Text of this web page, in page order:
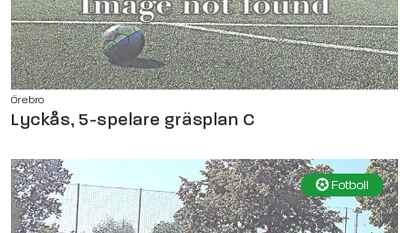
Örebro
Lyckås, 5-spelare gräsplan C
Fotboll